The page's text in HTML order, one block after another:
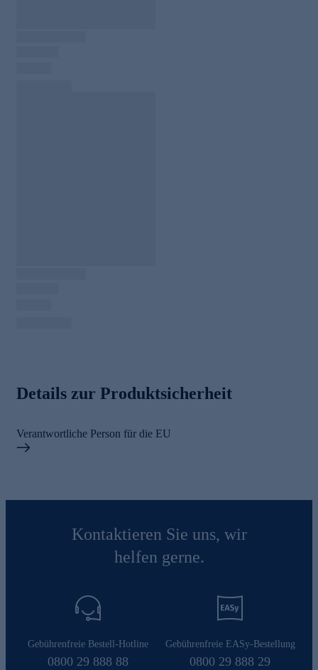
Details zur Produktsicherheit
Verantwortliche Person für die EU
Kontaktieren Sie uns, wir
helfen gerne.
Gebührenfreie Bestell-Hotline
0800 29 888 88
Gebührenfreie EASy-Bestellung
0800 29 888 29